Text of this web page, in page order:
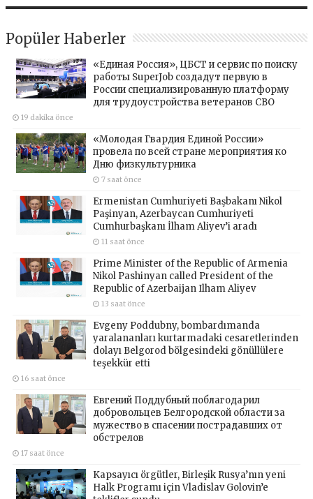
Popüler Haberler
«Единая Россия», ЦБСТ и сервис по поиску
работы SuperJob создадут первую в
России специализированную платформу
для трудоустройства ветеранов СВО
19 dakika önce
«Молодая Гвардия Единой России»
провела по всей стране мероприятия ко
Дню физкультурника
7 saat önce
Ermenistan Cumhuriyeti Başbakanı Nikol
Paşinyan, Azerbaycan Cumhuriyeti
Cumhurbaşkanı İlham Aliyev’i aradı
11 saat önce
Prime Minister of the Republic of Armenia
Nikol Pashinyan called President of the
Republic of Azerbaijan Ilham Aliyev
13 saat önce
Evgeny Poddubny, bombardımanda
yaralananları kurtarmadaki cesaretlerinden
dolayı Belgorod bölgesindeki gönüllülere
teşekkür etti
16 saat önce
Евгений Поддубный поблагодарил
добровольцев Белгородской области за
мужество в спасении пострадавших от
обстрелов
17 saat önce
Kapsayıcı örgütler, Birleşik Rusya’nın yeni
Halk Programı için Vladislav Golovin’e